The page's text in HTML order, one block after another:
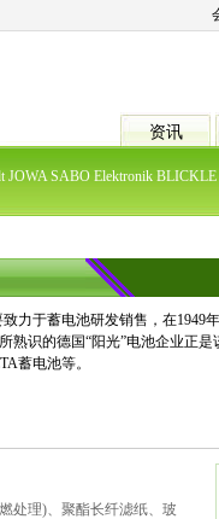
资讯
JOWA SABO Elektronik BLICKLE
力于蓄电池研发销售，在1949
熟识的德国“阳光”电池企业正是
蓄电池等。
处理)、聚酯长纤滤纸、玻